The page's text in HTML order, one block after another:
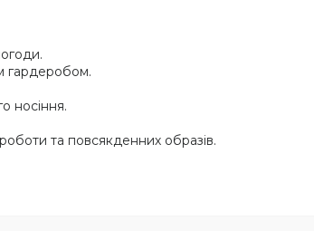
гардеробом.
носіння.
та повсякденних образів.